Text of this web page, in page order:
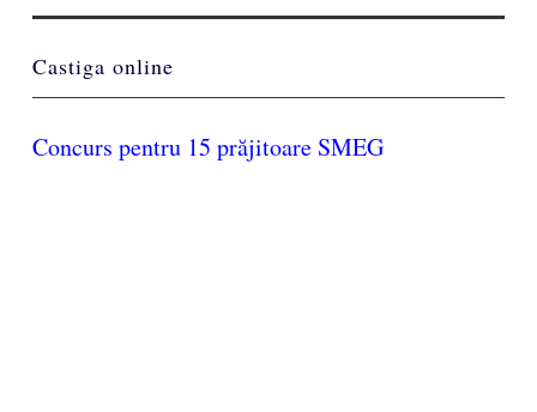
Castiga online
Concurs pentru 15 prăjitoare SMEG